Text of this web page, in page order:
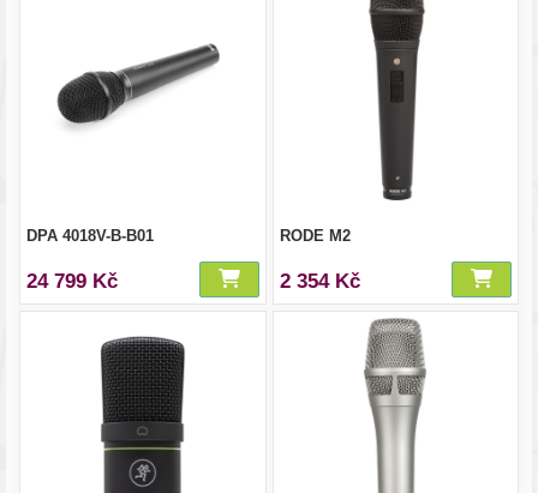
DPA 4018V-B-B01
24 799 Kč
RODE M2
2 354 Kč